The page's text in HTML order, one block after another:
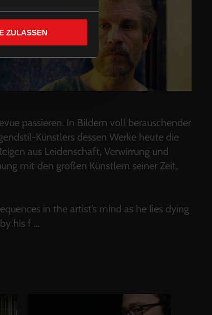
ZULASSEN
passieren. In Bildern voll berauschender
Künstlers dessen Werke heute die
aus Leidenschaft, Verwirrung und
mit den großen Künstlern seiner Zeit,
in the artist’s mind as he lies dying
his f ...